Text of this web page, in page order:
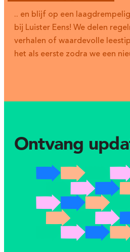
.. en blijf op een
bij Luister Eens! We delen
verhalen of waardevolle
het als eerste zodra we een
Ontvang